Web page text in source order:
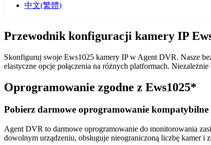
中文(繁體)
Przewodnik konfiguracji kamery IP
Skonfiguruj swoje Ews1025 kamery IP w Agent DVR. Nasze
elastyczne opcje połączenia na różnych platformach.
Oprogramowanie zgodne z Ews1025*
Pobierz darmowe oprogramowanie kompatybilne
Agent DVR to darmowe oprogramowanie do monitorowania
dowolnym urządzeniu, obsługuje nieograniczoną liczbę kamer